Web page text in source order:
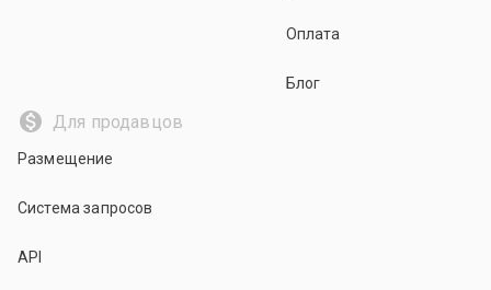
Оплата
Блог
Для продавцов
Размещение
Система запросов
API